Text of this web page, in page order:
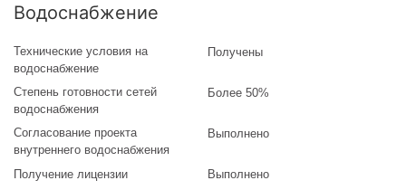
Водоснабжение
Технические условия на
водоснабжение
Получены
Степень готовности сетей
водоснабжения
Более 50%
Согласование проекта
внутреннего водоснабжения
Выполнено
Получение лицензии
Выполнено